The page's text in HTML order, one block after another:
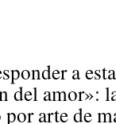
a
amor»:
arte de